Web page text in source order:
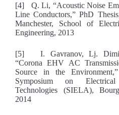
[4] Q. Li, “Acoustic Noise
Line Conductors,” PhD
Manchester, School of
Engineering, 2013
[5] I. Gavranov, Lj.
“Corona EHV AC
Source in the
Symposium on
Technologies (SIELA),
2014